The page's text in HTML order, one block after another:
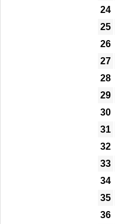
24
25
26
27
28
29
30
31
32
33
34
35
36